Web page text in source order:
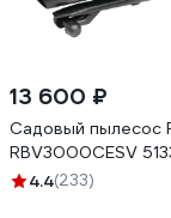
13 600 ₽
Садовый пылесос
RBV3000CESV
4.4(233)